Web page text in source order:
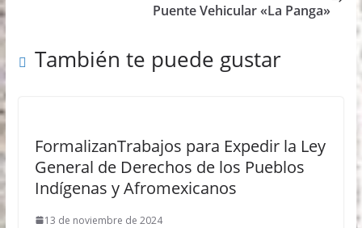
Puente Vehicular «La Panga»
También te puede gustar
FormalizanTrabajos para Expedir la Ley
General de Derechos de los Pueblos
Indígenas y Afromexicanos
13 de noviembre de 2024